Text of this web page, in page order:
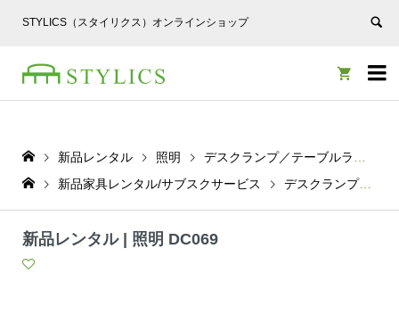
STYLICS（スタイリクス）オンラインショップ


新品レンタル 照明
デスクランプ／テーブルランプ
新品家具レンタル/サブスクサービス
デスクランプ／テーブルランプ
新品レンタル | 照明 DC069